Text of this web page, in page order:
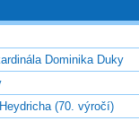
Dominika Duky
(70. výročí)